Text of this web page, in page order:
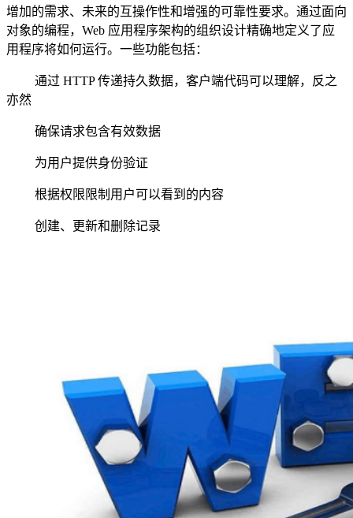
增加的需求、未来的互操作性和增强的可靠性要求。通过面向
对象的编程，Web 应用程序架构的组织设计精确地定义了应
用程序将如何运行。一些功能包括：
通过 HTTP 传递持久数据，客户端代码可以理解，反之
亦然
确保请求包含有效数据
为用户提供身份验证
根据权限限制用户可以看到的内容
创建、更新和删除记录